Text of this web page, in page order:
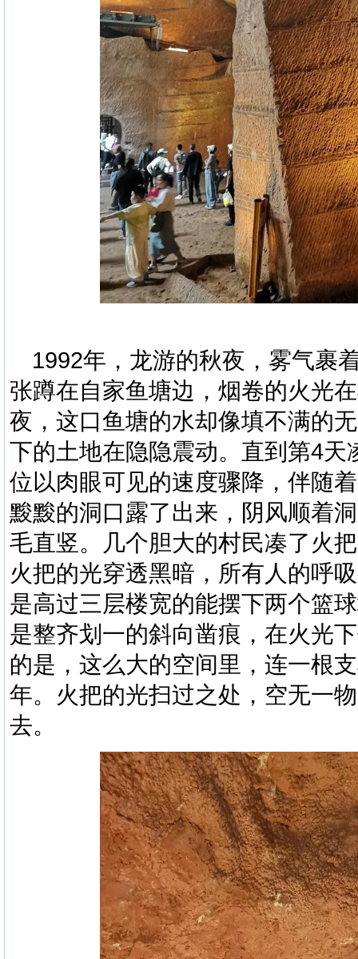
1992年，龙游的秋夜 ，雾气裹
张蹲在自家鱼塘边，烟卷的火光
夜，这口鱼塘的水却像填不满的
下的土地在隐隐震动。直到第4天
位以肉眼可见的速度骤降，伴随
黢黢的洞口露了出来，阴风顺着
毛直竖。几个胆大的村民凑了火
火把的光穿透黑暗，所有人的呼
是高过三层楼宽的能摆下两个篮
是整齐划一的斜向凿痕，在火光
的是，这么大的空间里，连一根
年。火把的光扫过之处，空无一
去。